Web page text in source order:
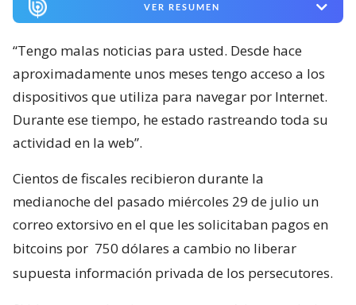
VER RESUMEN
“Tengo malas noticias para usted. Desde hace
aproximadamente unos meses tengo acceso a los
dispositivos que utiliza para navegar por Internet.
Durante ese tiempo, he estado rastreando toda su
actividad en la web”.
Cientos de fiscales recibieron durante la
medianoche del pasado miércoles 29 de julio un
correo extorsivo en el que les solicitaban pagos en
bitcoins por 750 dólares a cambio no liberar
supuesta información privada de los persecutores.